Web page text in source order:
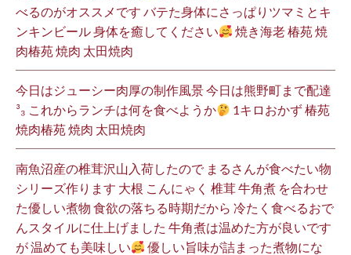
べるのがオススメです バテた身体にさっぱりツマミとキ
ンキンビール 身体を癒してください
焼き海老 椿苑 焼
肉椿苑 焼肉 太田焼肉
今日はジューシー肉厚の制作風景 今日は熊野町まで配達
³₃ これからランチは何を食べようか
1キロおかず 椿苑
焼肉椿苑 焼肉 太田焼肉
南魚沼産の椎茸沢山入荷したので まるさんが食べたい物
シリーズ作ります 大根 こんにゃく 椎茸 牛角煮 を合わせ
た優しい煮物 食欲の落ちる時期だから 冷たく食べるおで
んスタイルに仕上げました 牛角煮は温めた方が良いです
が 温めても美味しい
優しい旨味が詰まった煮物にな